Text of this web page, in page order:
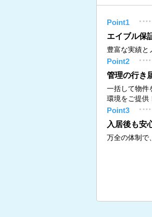
Point1
エイブル保
豊富な実績と
Point2
管理の行き
一括して物件
環境をご提供
Point3
入居後も安
万全の体制で